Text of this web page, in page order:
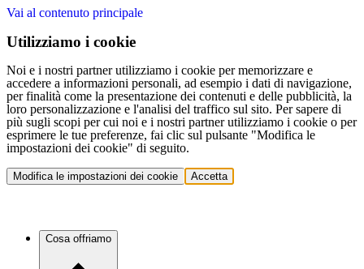
Vai al contenuto principale
Utilizziamo i cookie
Noi e i nostri partner utilizziamo i cookie per memorizzare e
accedere a informazioni personali, ad esempio i dati di navigazione,
per finalità come la presentazione dei contenuti e delle pubblicità, la
loro personalizzazione e l'analisi del traffico sul sito. Per sapere di
più sugli scopi per cui noi e i nostri partner utilizziamo i cookie o per
esprimere le tue preferenze, fai clic sul pulsante "Modifica le
impostazioni dei cookie" di seguito.
Modifica le impostazioni dei cookie Accetta
Cosa offriamo